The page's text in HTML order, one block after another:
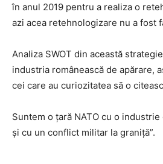
în anul 2019 pentru a realiza o
azi acea retehnologizare nu a fost
Analiza SWOT din această
industria românească de apărare,
cei care au curiozitatea să o
Suntem o țară NATO cu o
și cu un conflict militar la graniță”.